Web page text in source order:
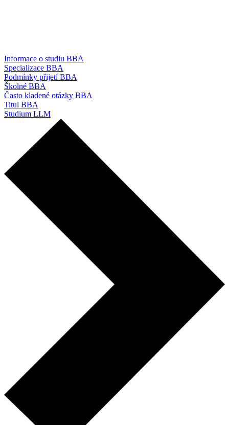
Informace o studiu BBA
Specializace BBA
Podmínky přijetí BBA
Školné BBA
Často kladené otázky BBA
Titul BBA
Studium LLM